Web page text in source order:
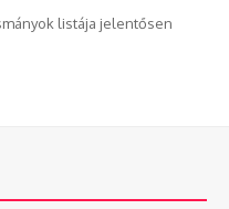
listája jelentősen